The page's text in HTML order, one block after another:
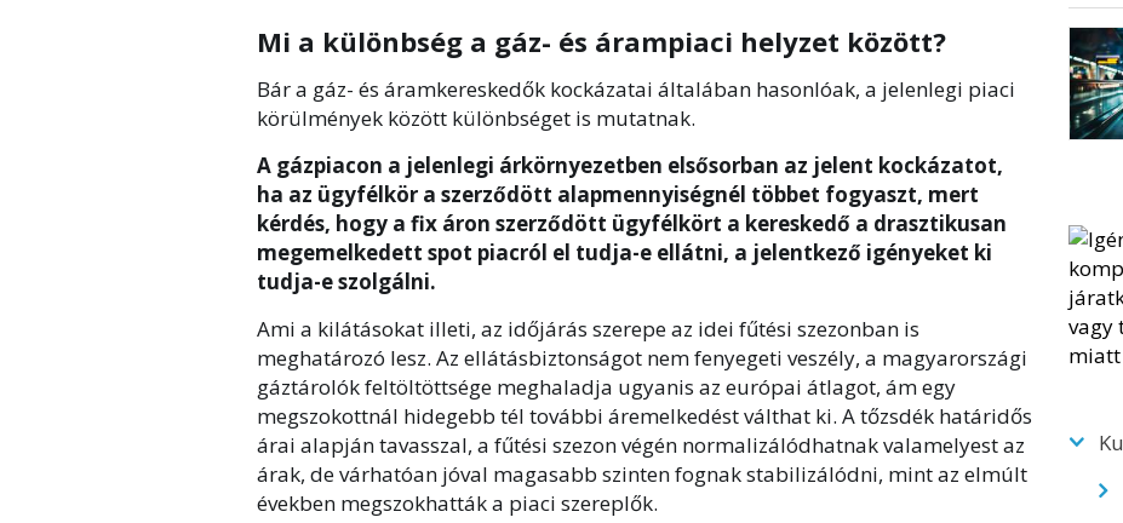
Mi a különbség a gáz- és árampiaci helyzet között?
Bár a gáz- és áramkereskedők kockázatai általában hasonlóak, a jelenlegi piaci
körülmények között különbséget is mutatnak.
A gázpiacon a jelenlegi árkörnyezetben elsősorban az jelent kockázatot,
ha az ügyfélkör a szerződött alapmennyiségnél többet fogyaszt, mert
kérdés, hogy a fix áron szerződött ügyfélkört a kereskedő a drasztikusan
megemelkedett spot piacról el tudja-e ellátni, a jelentkező igényeket ki
tudja-e szolgálni.
Ami a kilátásokat illeti, az időjárás szerepe az idei fűtési szezonban is
meghatározó lesz. Az ellátásbiztonságot nem fenyegeti veszély, a magyarországi
gáztárolók feltöltöttsége meghaladja ugyanis az európai átlagot, ám egy
megszokottnál hidegebb tél további áremelkedést válthat ki. A tőzsdék határidős
árai alapján tavasszal, a fűtési szezon végén normalizálódhatnak valamelyest az
árak, de várhatóan jóval magasabb szinten fognak stabilizálódni, mint az elmúlt
években megszokhatták a piaci szereplők.